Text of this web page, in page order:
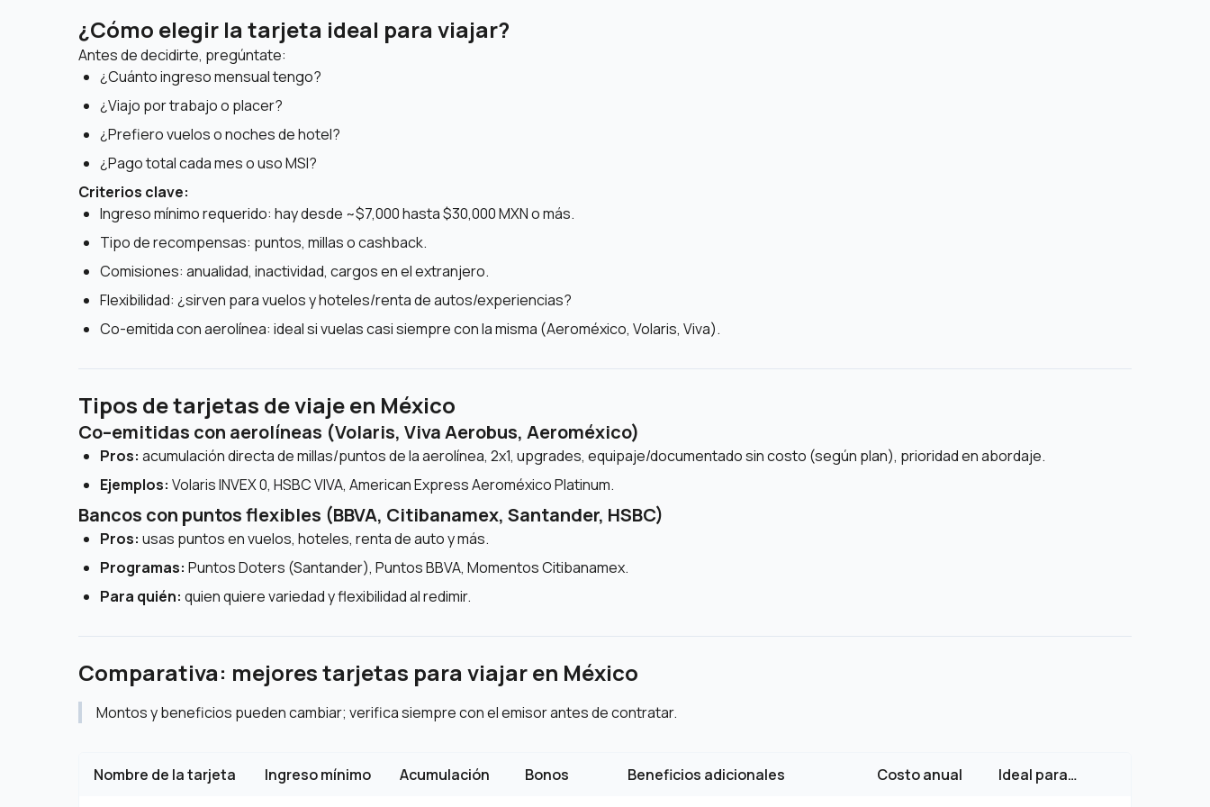
¿Cómo elegir la tarjeta ideal para viajar?
Antes de decidirte, pregúntate:
¿Cuánto ingreso mensual tengo?
¿Viajo por trabajo o placer?
¿Prefiero vuelos o noches de hotel?
¿Pago total cada mes o uso MSI?
Criterios clave:
Ingreso mínimo requerido: hay desde ~$7,000 hasta $30,000 MXN o más.
Tipo de recompensas: puntos, millas o cashback.
Comisiones: anualidad, inactividad, cargos en el extranjero.
Flexibilidad: ¿sirven para vuelos y hoteles/renta de autos/experiencias?
Co-emitida con aerolínea: ideal si vuelas casi siempre con la misma (Aeroméxico, Volaris, Viva).
Tipos de tarjetas de viaje en México
Co–emitidas con aerolíneas (Volaris, Viva Aerobus, Aeroméxico)
Pros: acumulación directa de millas/puntos de la aerolínea, 2x1, upgrades, equipaje/documentado sin costo (según plan), prioridad en abordaje.
Ejemplos: Volaris INVEX 0, HSBC VIVA, American Express Aeroméxico Platinum.
Bancos con puntos flexibles (BBVA, Citibanamex, Santander, HSBC)
Pros: usas puntos en vuelos, hoteles, renta de auto y más.
Programas: Puntos Doters (Santander), Puntos BBVA, Momentos Citibanamex.
Para quién: quien quiere variedad y flexibilidad al redimir.
Comparativa: mejores tarjetas para viajar en México
Montos y beneficios pueden cambiar; verifica siempre con el emisor antes de contratar.
Nombre de la tarjeta Ingreso mínimo Acumulación Bonos Beneficios adicionales Costo anual Ideal para…